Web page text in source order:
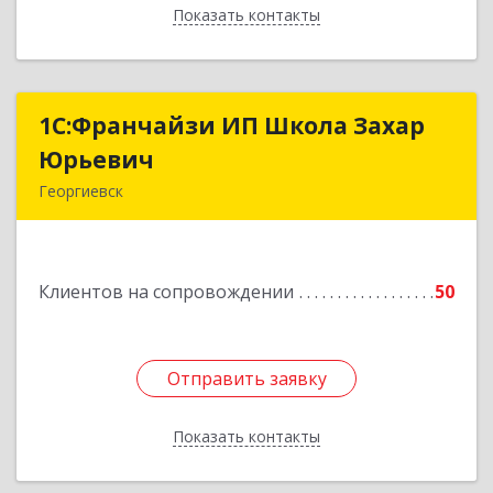
Показать контакты
Назад
1С:Франчайзи ИП Школа Захар
Юрьевич
Георгиевск
Клиентов на сопровождении 50
Отправить заявку
Показать контакты
1С:Франчайзи ИП Школа Захар
Отправить заявку
Назад